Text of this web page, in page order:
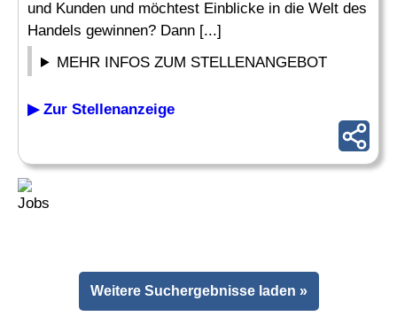
und Kunden und möchtest Einblicke in die Welt des
Handels gewinnen? Dann [...]
MEHR INFOS ZUM STELLENANGEBOT
▶ Zur Stellenanzeige
Weitere Suchergebnisse laden »